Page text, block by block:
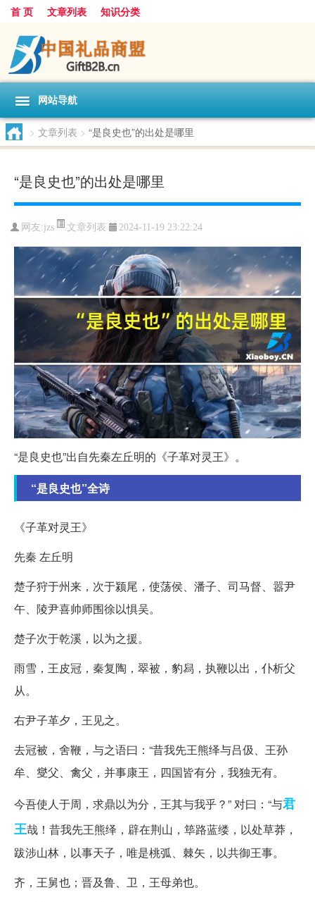
首 页 文章列表 知识分类
网站导航
> 文章列表 > “是良史也”的出处是哪里
“是良史也”的出处是哪里
网友:jzs 文章列表 2024-11-19 23:22:24
“是良史也”出自先秦左丘明的《子革对灵王》。
“是良史也”全诗
《子革对灵王》
先秦 左丘明
楚子狩于州来，次于颍尾，使荡侯、潘子、司马督、嚣尹
午、陵尹喜帅师围徐以惧吴。
楚子次于乾溪，以为之援。
雨雪，王皮冠，秦复陶，翠被，豹舄，执鞭以出，仆析父
从。
右尹子革夕，王见之。
去冠被，舍鞭，与之语曰：“昔我先王熊绎与吕伋、王孙
牟、燮父、禽父，并事康王，四国皆有分，我独无有。
今吾使人于周，求鼎以为分，王其与我乎？” 对曰：“与君
王哉！昔我先王熊绎，辟在荆山，筚路蓝缕，以处草莽，
跋涉山林，以事天子，唯是桃弧、棘矢，以共御王事。
齐，王舅也；晋及鲁、卫，王母弟也。